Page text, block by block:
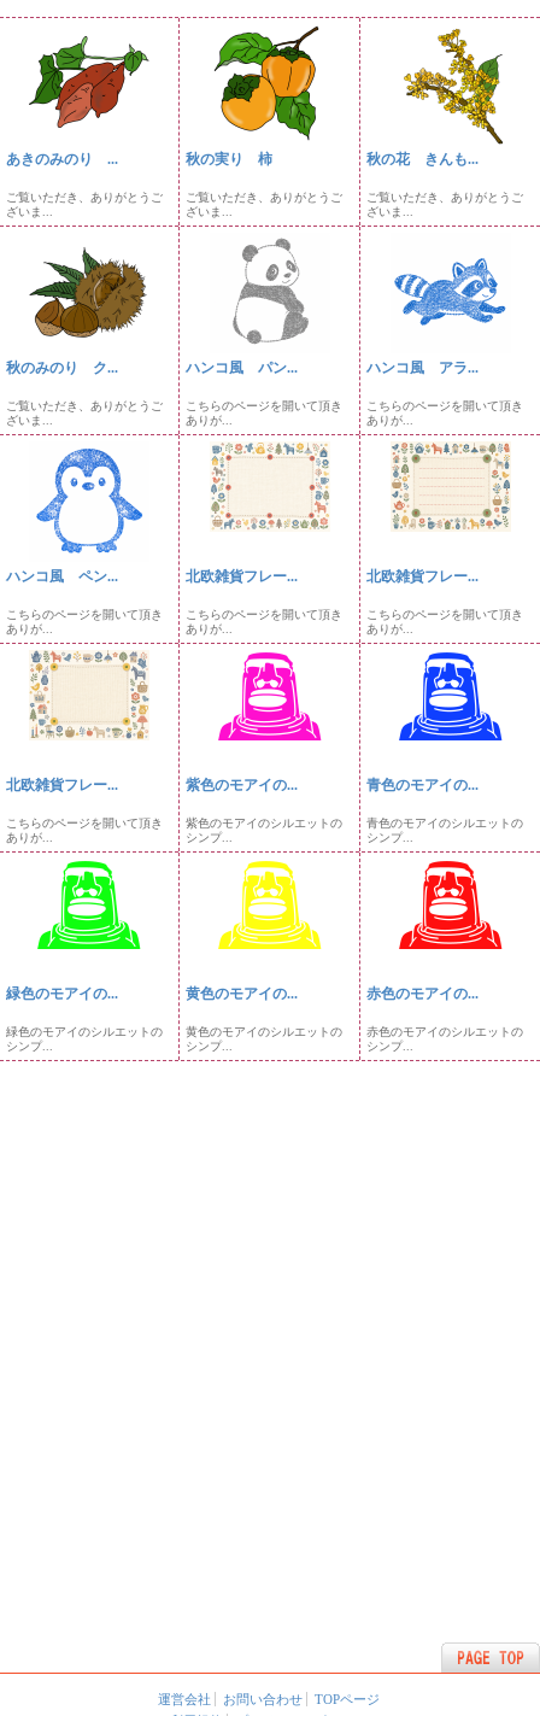
あきのみのり ...
ご覧いただき、ありがとうご
ざいま...
秋の実り 柿
ご覧いただき、ありがとうご
ざいま...
秋の花 きんも...
ご覧いただき、ありがとうご
ざいま...
秋のみのり ク...
ご覧いただき、ありがとうご
ざいま...
ハンコ風 パン...
こちらのページを開いて頂き
ありが...
ハンコ風 アラ...
こちらのページを開いて頂き
ありが...
ハンコ風 ペン...
こちらのページを開いて頂き
ありが...
北欧雑貨フレー...
こちらのページを開いて頂き
ありが...
北欧雑貨フレー...
こちらのページを開いて頂き
ありが...
北欧雑貨フレー...
こちらのページを開いて頂き
ありが...
紫色のモアイの...
紫色のモアイのシルエットの
シンプ...
青色のモアイの...
青色のモアイのシルエットの
シンプ...
緑色のモアイの...
緑色のモアイのシルエットの
シンプ...
黄色のモアイの...
黄色のモアイのシルエットの
シンプ...
赤色のモアイの...
赤色のモアイのシルエットの
シンプ...
運営会社 お問い合わせ
TOPページ